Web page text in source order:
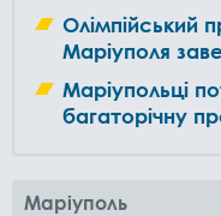
Олімпійський
Маріуполя
Маріупольці
багаторічну
Маріуполь